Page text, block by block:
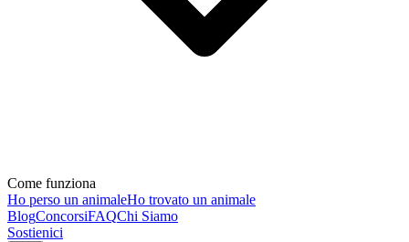
Come funziona
Ho perso un animaleHo trovato un animale
BlogConcorsiFAQChi Siamo
Sostienici